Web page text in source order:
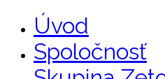
Úvod
Spoločnosť